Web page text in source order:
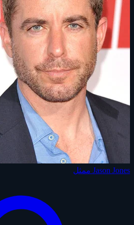
Jason Jones ممثل